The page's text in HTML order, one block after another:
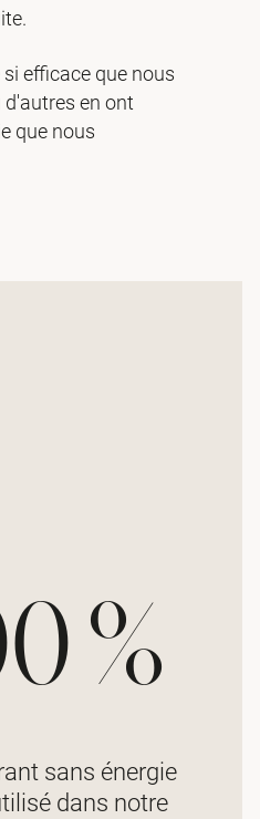
efficace que nous
en ont
que nous
%
sans énergie
dans notre